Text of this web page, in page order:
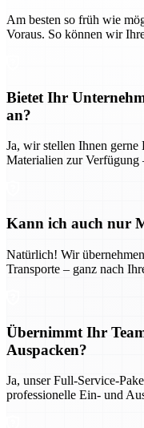
Am besten so früh wie
Voraus. So können wir
Bietet Ihr
an?
Ja, wir stellen Ihnen
Materialien zur Verfügung
Kann ich auch nur
Natürlich! Wir
Transporte – ganz nach
Übernimmt Ihr
Auspacken?
Ja, unser Full-Service-
professionelle Ein- und